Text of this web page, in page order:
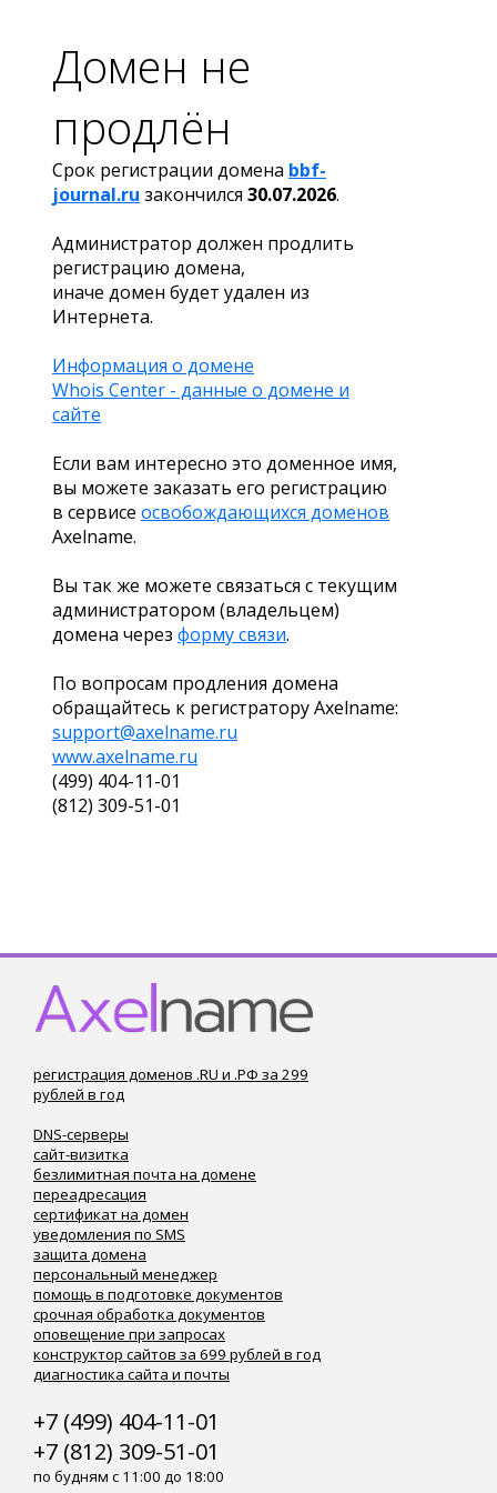
Домен не
продлён
Срок регистрации домена bbf-
journal.ru закончился 30.07.2026.
Администратор должен продлить
регистрацию домена,
иначе домен будет удален из
Интернета.
Информация о домене
Whois Center - данные о домене и
сайте
Если вам интересно это доменное имя,
вы можете заказать его регистрацию
в сервисе освобождающихся доменов
Axelname.
Вы так же можете связаться с текущим
администратором (владельцем)
домена через форму связи.
По вопросам продления домена
обращайтесь к регистратору Axelname:
support@axelname.ru
www.axelname.ru
(499) 404-11-01
(812) 309-51-01
регистрация доменов .RU и .РФ за 299
рублей в год
DNS-серверы
сайт-визитка
безлимитная почта на домене
переадресация
сертификат на домен
уведомления по SMS
защита домена
персональный менеджер
помощь в подготовке документов
срочная обработка документов
оповещение при запросах
конструктор сайтов за 699 рублей в год
диагностика сайта и почты
+7 (499) 404-11-01
+7 (812) 309-51-01
по будням с 11:00 до 18:00